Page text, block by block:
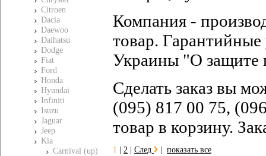
Citroen
Dacia
Daewoo
Daihatsu
Dodge
Fiat
Ford
Honda
Hyundai
Infiniti
Isuzu
Jaguar
Jeep
Kia
Carnival (up)
Компания -
товар. Гарантийные
Украины "О защите
Сделать заказ вы
(095) 817 00 75,
товар в корзину.
1 2 След показать все